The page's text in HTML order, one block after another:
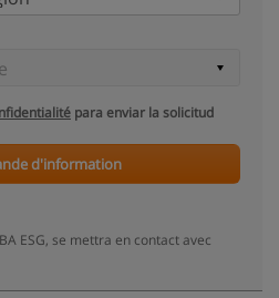
para enviar la solicitud
d'information
ESG, se mettra en contact avec